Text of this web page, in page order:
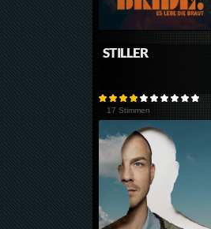
STILLER
17 Stimmen